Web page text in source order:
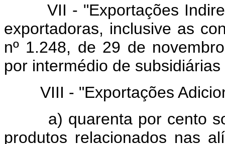
VII - "Exportações
exportadoras, inclusive as
nº 1.248, de 29 de
por intermédio de
VIII - "Exportações
a) quarenta por cento
produtos relacionados nas